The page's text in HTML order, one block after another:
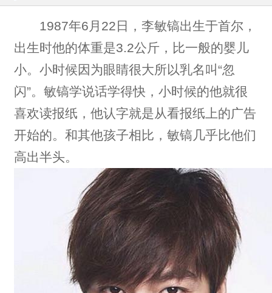
1987年6月22日，李敏镐出生于首尔，
出生时他的体重是3.2公斤，比一般的婴儿
小。小时候因为眼睛很大所以乳名叫“忽
闪”。敏镐学说话学得快，小时候的他就很
喜欢读报纸，他认字就是从看报纸上的广告
开始的。和其他孩子相比，敏镐几乎比他们
高出半头。